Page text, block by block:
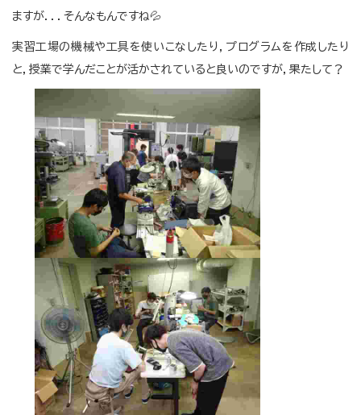
ますが．．．そんなもんですね💦
実習工場の機械や工具を使いこなしたり，プログラムを作成したり
と，授業で学んだことが活かされていると良いのですが，果たして？